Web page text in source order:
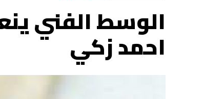
الوسط الفني
احمد زكي